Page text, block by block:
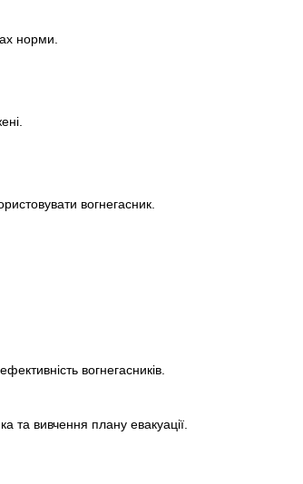
норми.
вогнегасник.
вогнегасників.
та вивчення плану евакуації.